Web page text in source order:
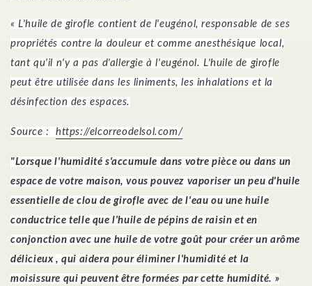
« L'huile de girofle contient de l'eugénol, responsable de ses
propriétés contre la douleur et comme anesthésique local,
tant qu'il n'y a pas d'allergie à l'eugénol. L'huile de girofle
peut être utilisée dans les liniments, les inhalations et la
désinfection des espaces.
Source : https://elcorreodelsol.com/
"Lorsque l'humidité s'accumule dans votre pièce ou dans un
espace de votre maison, vous pouvez vaporiser un peu d'huile
essentielle de clou de girofle avec de l'eau ou une huile
conductrice telle que l'huile de pépins de raisin et en
conjonction avec une huile de votre goût pour créer un arôme
délicieux , qui aidera pour éliminer l'humidité et la
moisissure qui peuvent être formées par cette humidité. »